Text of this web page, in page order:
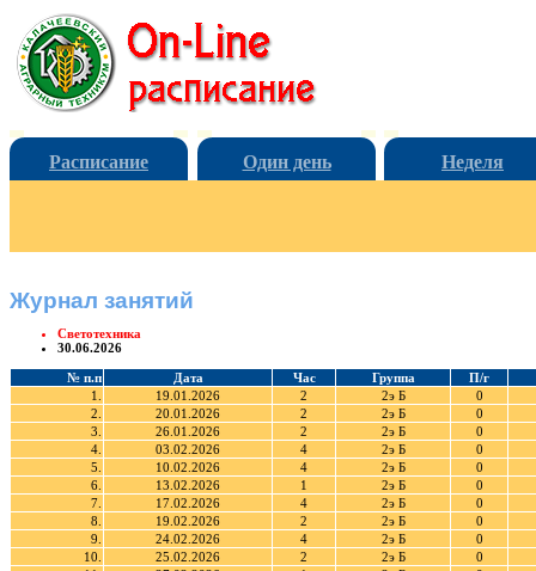
Расписание Один день Неделя
Журнал занятий
Светотехника
30.06.2026
№ п.п Дата Час Группа
П/г
1.
19.01.2026 2 2э Б
0
2.
20.01.2026 2 2э Б
0
3.
26.01.2026 2 2э Б
0
4.
03.02.2026 4 2э Б
0
5.
10.02.2026 4 2э Б
0
6.
13.02.2026 1 2э Б
0
7.
17.02.2026 4 2э Б
0
8.
19.02.2026 2 2э Б
0
9.
24.02.2026 4 2э Б
0
10.
25.02.2026 2 2э Б
0